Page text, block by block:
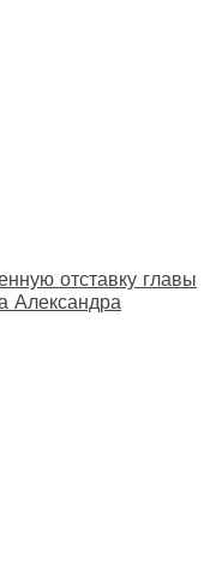
отставку главы
Александра